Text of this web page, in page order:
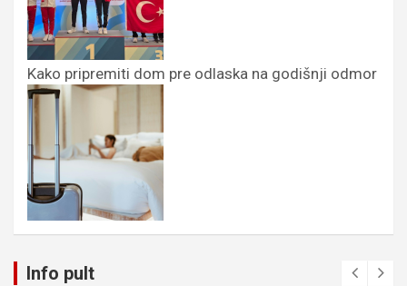
Kako pripremiti dom pre odlaska na godišnji odmor
Info pult